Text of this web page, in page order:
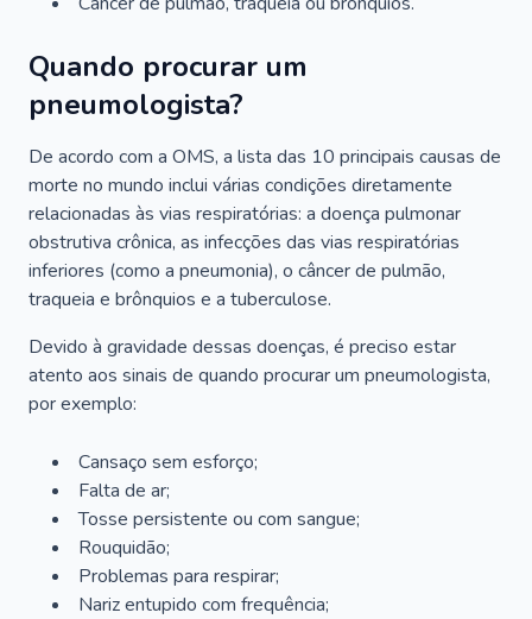
Quando procurar um
pneumologista?
De acordo com a OMS, a lista das 10 principais causas de
morte no mundo inclui várias condições diretamente
relacionadas às vias respiratórias: a doença pulmonar
obstrutiva crônica, as infecções das vias respiratórias
inferiores (como a pneumonia), o câncer de pulmão,
traqueia e brônquios e a tuberculose.
Devido à gravidade dessas doenças, é preciso estar
atento aos sinais de quando procurar um pneumologista,
por exemplo:
Cansaço sem esforço;
Falta de ar;
Tosse persistente ou com sangue;
Rouquidão;
Problemas para respirar;
Nariz entupido com frequência;